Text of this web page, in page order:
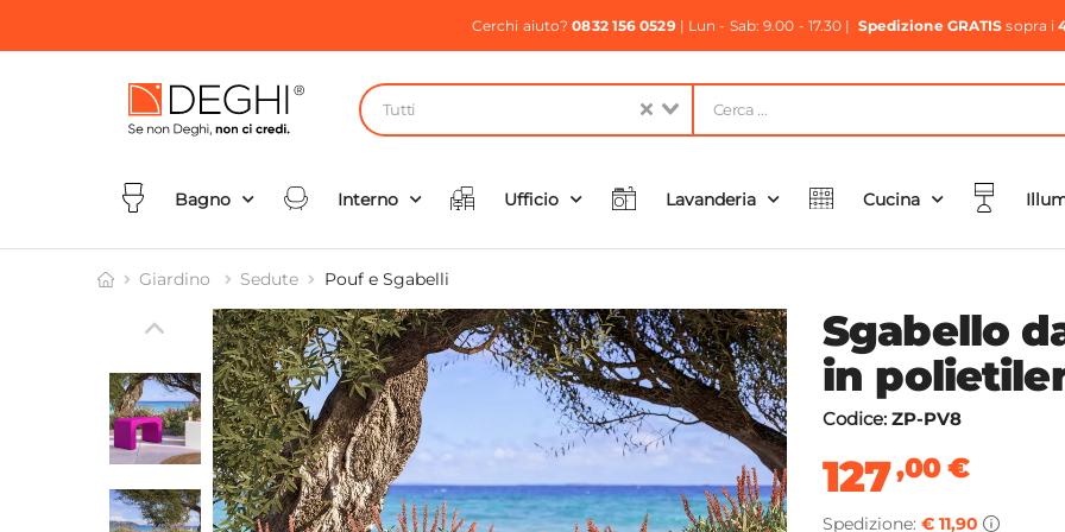
Cerchi aiuto?0832 156 0529| Lun - Sab: 9.00 - 17.30 | Spedizione GRATIS sopra i
Tutti
Bagno Interno Ufficio Lavanderia Cucina
Giardino Sedute Pouf e Sgabelli
Sgabello
in
Codice: ZP-PV8
127,00€
Spedizione: € 11,90